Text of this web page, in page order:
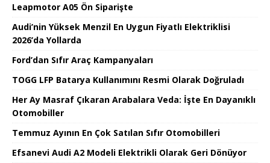
Leapmotor A05 Ön Siparişte
Audi’nin Yüksek Menzil En Uygun Fiyatlı Elektriklisi
2026’da Yollarda
Ford’dan Sıfır Araç Kampanyaları
TOGG LFP Batarya Kullanımını Resmi Olarak Doğruladı
Her Ay Masraf Çıkaran Arabalara Veda: İşte En Dayanıklı
Otomobiller
Temmuz Ayının En Çok Satılan Sıfır Otomobilleri
Efsanevi Audi A2 Modeli Elektrikli Olarak Geri Dönüyor